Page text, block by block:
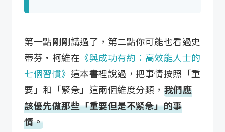
第一點剛剛講過了，第二點你可能也看過史
蒂芬·柯維在 《與成功有約：高效能人士的
七個習慣》 這本書裡說過，把事情按照「重
要」和「緊急」這兩個維度分類， 我們應
該優先做那些「重要但是不緊急」的事
情。